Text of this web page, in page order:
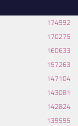
174992
170275
160633
157263
147104
143081
142824
139595